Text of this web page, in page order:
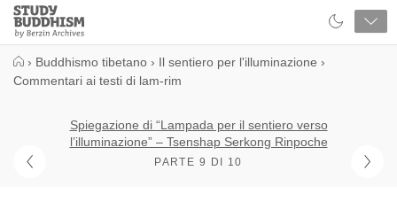
Close
Study
Buddhism
› Buddhismo tibetano › Il sentiero per l'illuminazione ›
Commentari ai testi di lam-rim
Spiegazione di “Lampada per il sentiero verso
l’illuminazione” – Tsenshap Serkong Rinpoche
PARTE 9 DI 10